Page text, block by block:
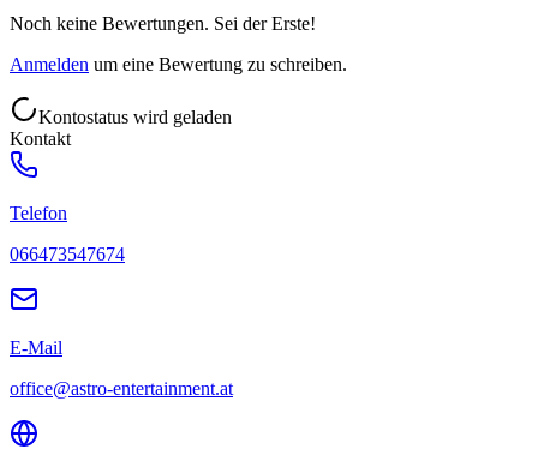
Noch keine Bewertungen. Sei der Erste!
Anmelden um eine Bewertung zu schreiben.
Kontostatus wird geladen
Kontakt
Telefon
066473547674
E-Mail
office@astro-entertainment.at